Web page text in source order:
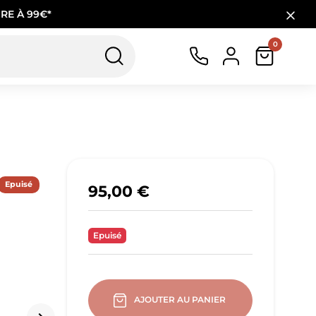
À 99€*
0
Epuisé 95,00 €
Epuisé
AJOUTER AU PANIER